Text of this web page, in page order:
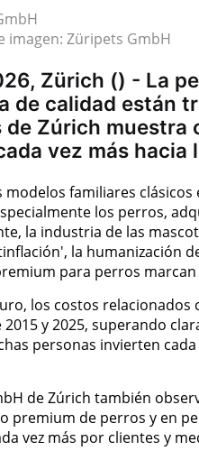
imagen: Züripets GmbH
Zürich () - La
de calidad están
Zúrich muestra
vez más hacia
modelos familiares
los perros,
la industria de las
la humanización
para perros
los costos
y 2025, superando
personas invierten
de Zúrich también
premium de perros y en
vez más por clientes y